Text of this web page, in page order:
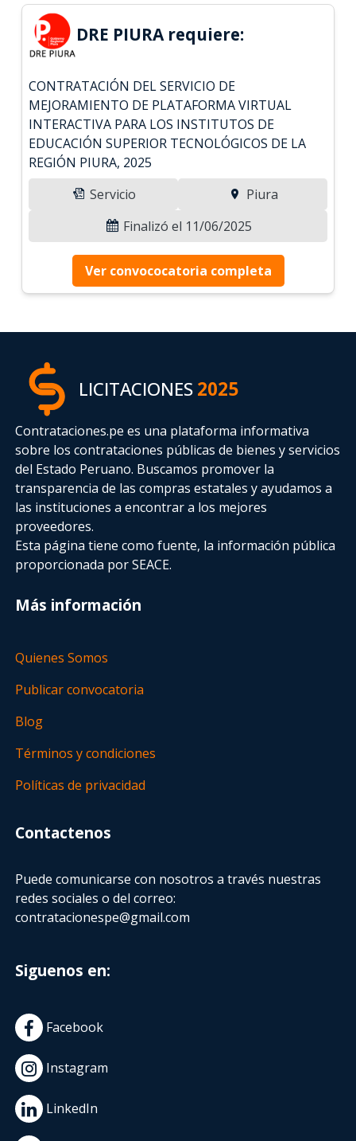
DRE PIURA requiere:
CONTRATACIÓN DEL SERVICIO DE
MEJORAMIENTO DE PLATAFORMA VIRTUAL
INTERACTIVA PARA LOS INSTITUTOS DE
EDUCACIÓN SUPERIOR TECNOLÓGICOS DE LA
REGIÓN PIURA, 2025
Servicio
Piura
Finalizó el 11/06/2025
Ver convococatoria completa
LICITACIONES2025
Contrataciones.pe es una plataforma informativa
sobre los contrataciones públicas de bienes y servicios
del Estado Peruano. Buscamos promover la
transparencia de las compras estatalesy ayudamos a
las instituciones a encontrar a los mejores
proveedores.
Esta página tiene como fuente, la información pública
proporcionada por SEACE.
Más información
Quienes Somos
Publicar convocatoria
Blog
Términos y condiciones
Políticas de privacidad
Contactenos
Puede comunicarse con nosotros a través nuestras
redes sociales o del correo:
contratacionespe@gmail.com
Siguenos en:
Facebook
Instagram
LinkedIn